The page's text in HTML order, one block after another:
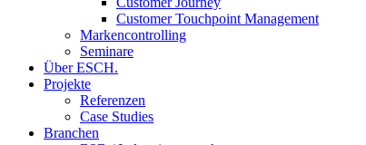
Customer Touchpoint Management
Markencontrolling
Seminare
Über ESCH.
Projekte
Referenzen
Case Studies
Branchen